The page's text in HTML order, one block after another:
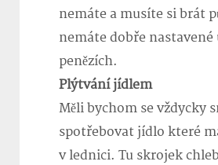
nemáte a musíte si brát
nemáte dobře nastavené
penězích.
Plýtvání jídlem
Měli bychom se vždycky
spotřebovat jídlo které
v lednici. Tu skrojek